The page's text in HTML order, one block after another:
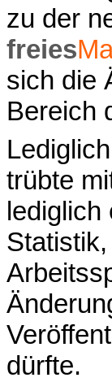
zu der
freies
sich die
Bereich
trübte
lediglich
dürfte.